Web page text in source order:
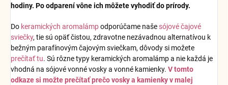
hodiny. Po odparení vône ich môžete vyhodiť do prírody.
Do keramických aromalámpodporúčame naše sójové čajové
sviečky, tie sú opäť čistou, zdravotne nezávadnou alternatívou k
bežným parafínovým čajovým sviečkam, dôvody si možete
prečítať tu. Sú rôzne typy keramických aromalámp a nie každá je
vhodná na sójové vonné vosky a vonné kamienky. V tomto
odkaze si možte prečítať prečo vosky a kamienky v malej